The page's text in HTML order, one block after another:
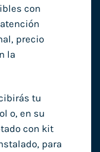
con
precio
la
tu
o, en su
con kit
para